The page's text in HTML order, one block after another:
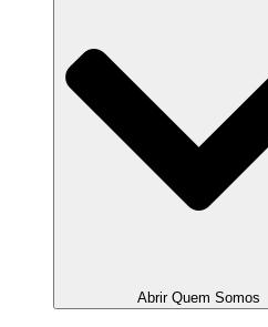
Abrir Quem Somos